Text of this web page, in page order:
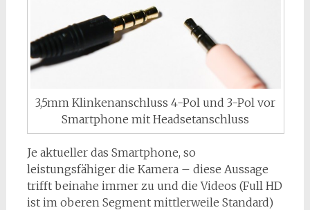
3,5mm Klinkenanschluss 4-Pol und 3-Pol vor
Smartphone mit Headsetanschluss
Je aktueller das Smartphone, so
leistungsfähiger die Kamera – diese Aussage
trifft beinahe immer zu und die Videos (Full HD
ist im oberen Segment mittlerweile Standard)